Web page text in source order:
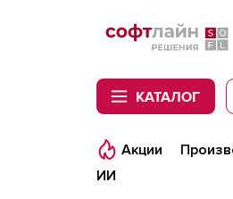
Softline
КАТАЛОГ
Акции
ИИ